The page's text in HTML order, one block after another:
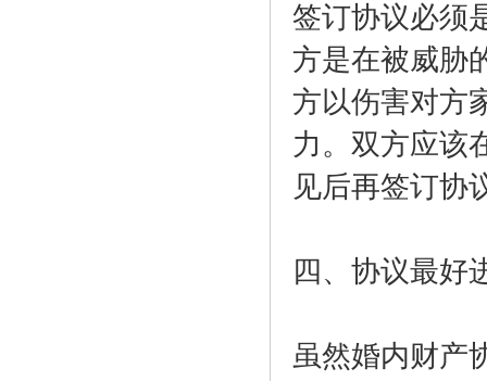
签订协议必须
方是在被威胁
方以伤害对方
力。双方应该
见后再签订协
四、协议最好
虽然婚内财产